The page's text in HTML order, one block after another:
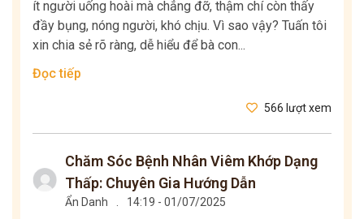
ít người uống hoài mà chẳng đỡ, thậm chí còn thấy
đầy bụng, nóng người, khó chịu. Vì sao vậy? Tuấn tôi
xin chia sẻ rõ ràng, dễ hiểu để bà con...
Đọc tiếp
566 lượt xem
Chăm Sóc Bệnh Nhân Viêm Khớp Dạng
Thấp: Chuyên Gia Hướng Dẫn
Ẩn Danh 14:19 - 01/07/2025